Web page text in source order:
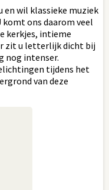
wil klassieke muziek
komt ons daarom veel
kerkjes, intieme
zit u letterlijk dicht bij
nog intenser.
tijdens het
van deze